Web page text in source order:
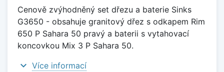
Cenově zvýhodněný set dřezu a baterie Sinks
G3650 - obsahuje granitový dřez s odkapem Rim
650 P Sahara 50 pravý a baterii s vytahovací
koncovkou Mix 3 P Sahara 50.
expand_more Více informací